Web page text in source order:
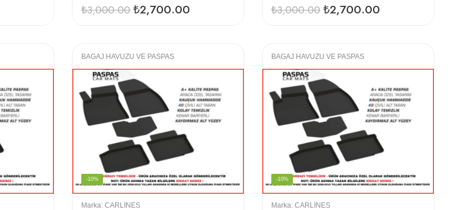
₺3,000.00₺2,700.00 ₺3,000.00₺2,700.00
BAGAJ HAVUZU VE PASPAS
Marka: CARLINES
-10%
BAGAJ HAVUZU VE PASPAS
Marka: CARLINES
-10%